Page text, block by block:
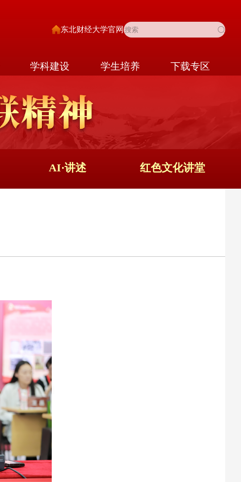
东北财经大学官网
学科建设 学生培养 下载专区
AI·讲述 红色文化讲堂